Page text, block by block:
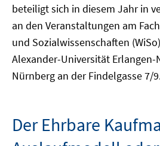
beteiligt sich in diesem Jahr in
an den Veranstaltungen am
und Sozialwissenschaften
Alexander-Universität Erlangen-
Nürnberg an der Findelgasse 7/
Der Ehrbare